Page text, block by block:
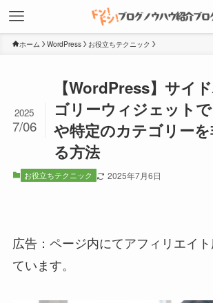
ホーム WordPress お役立ちテクニック
【WordPress】サイ
ゴリーウィジェットで
や特定のカテゴリー
る方法
2025
7/06
お役立ちテクニック 2025年7月6日
広告：ページ内にてアフィリエイ
ています。